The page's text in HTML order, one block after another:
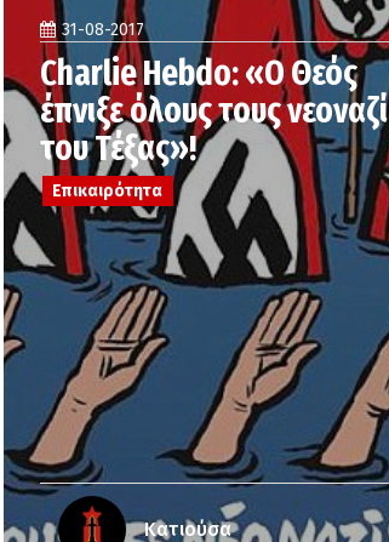
31-08-2017
Charlie Hebdo: «Ο Θεός
έπνιξε όλους τους νεοναζί
του Τέξας»!
Επικαιρότητα
Κατιούσα